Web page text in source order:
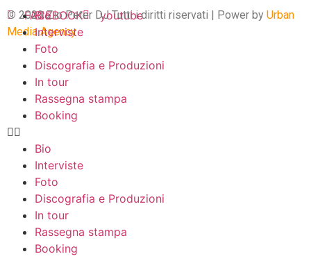
FACEBOOK youtube
© 2023 Zio Peter DJ Tutti i diritti riservati | Power by Urban
Media Agency
Bio
Interviste
Foto
Discografia e Produzioni
In tour
Rassegna stampa
Booking
Bio
Interviste
Foto
Discografia e Produzioni
In tour
Rassegna stampa
Booking